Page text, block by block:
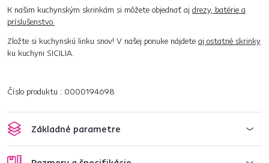
K našim kuchynským skrinkám si môžete objednať aj drezy, batérie a
príslušenstvo.
Zložte si kuchynskú linku snov! V našej ponuke nájdete aj ostatné skrinky
ku kuchyni SICILIA.
Číslo produktu : 0000194698
Základné parametre